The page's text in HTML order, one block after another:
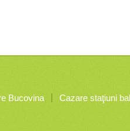
Bucovina Cazare staţiuni